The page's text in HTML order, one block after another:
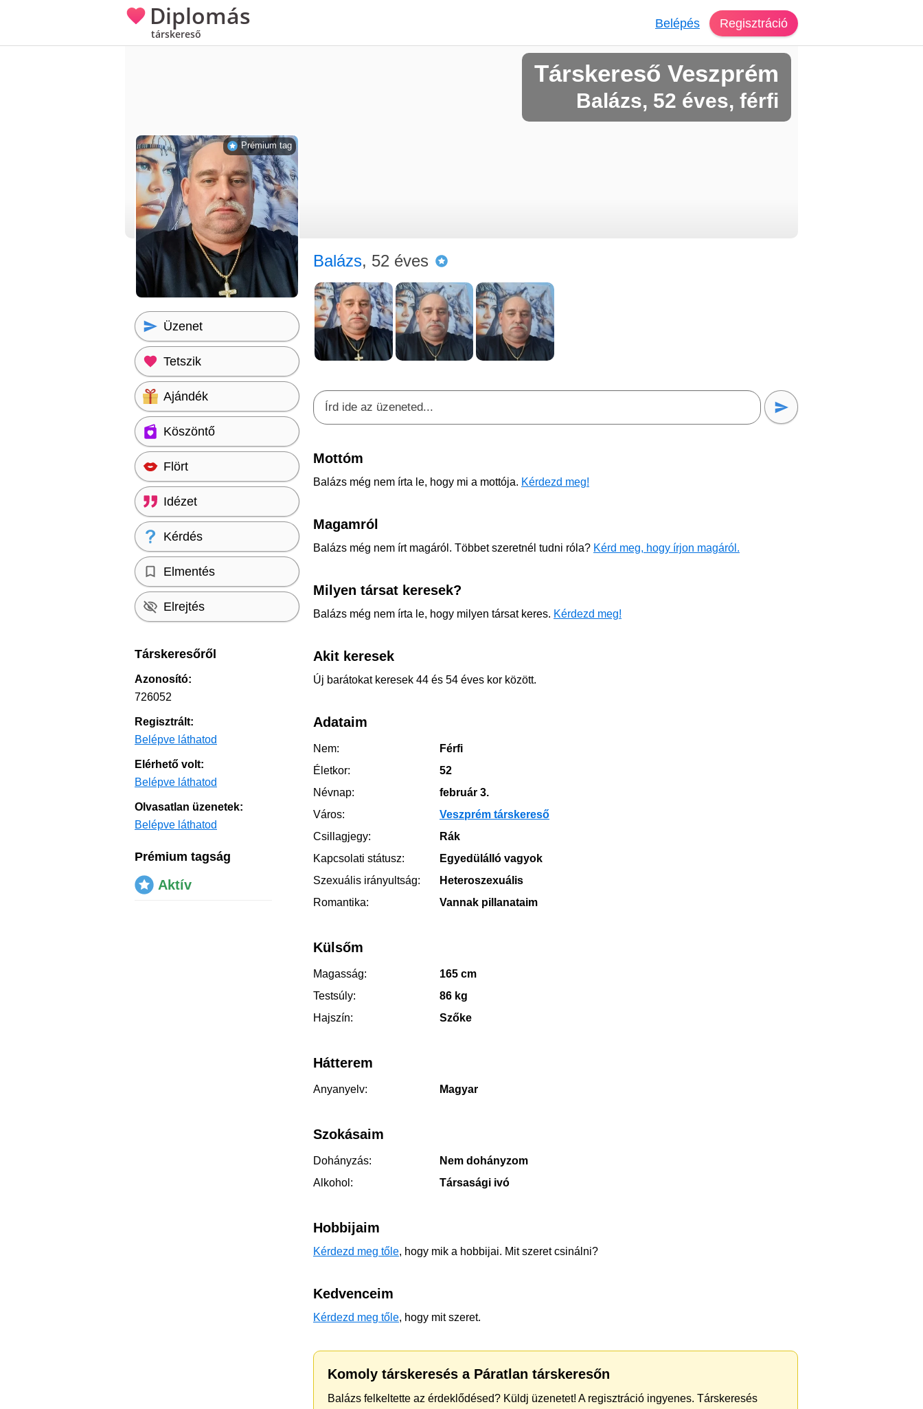
Diplomás
társkereső
Belépés Regisztráció
Társkereső Veszprém
Balázs, 52 éves, férfi
Balázs, 52 éves
Mottóm
Balázs még nem írta le, hogy mi a mottója. Kérdezd meg!
Magamról
Balázs még nem írt magáról. Többet szeretnél tudni róla? Kérd meg, hogy írjon magáról.
Milyen társat keresek?
Balázs még nem írta le, hogy milyen társat keres. Kérdezd meg!
Akit keresek
Új barátokat keresek 44 és 54 éves kor között.
Adataim
Nem:
Férfi
Életkor:
52
Névnap:
február 3.
Város:
Veszprém társkereső
Csillagjegy:
Rák
Kapcsolati státusz:
Egyedülálló vagyok
Szexuális irányultság:
Heteroszexuális
Romantika:
Vannak pillanataim
Külsőm
Magasság:
165 cm
Testsúly:
86 kg
Hajszín:
Szőke
Hátterem
Anyanyelv: Magyar
Szokásaim
Dohányzás:
Nem dohányzom
Alkohol:
Társasági ivó
Hobbijaim
Kérdezd meg tőle, hogy mik a hobbijai. Mit szeret csinálni?
Kedvenceim
Kérdezd meg tőle, hogy mit szeret.
Komoly társkeresés a Páratlan társkeresőn
Balázs felkeltette az érdeklődésed? Küldj üzenetet! A regisztráció ingyenes. Társkeresés
Prémium tag
Üzenet
Tetszik
Ajándék
Köszöntő
Flört
Idézet
Kérdés
Elmentés
Elrejtés
Társkeresőről
Azonosító:
726052
Regisztrált:
Belépve láthatod
Elérhető volt:
Belépve láthatod
Olvasatlan üzenetek:
Belépve láthatod
Prémium tagság
Aktív